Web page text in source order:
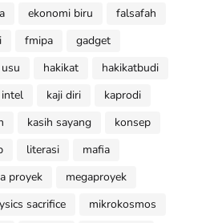
ekonomi biru
falsafah
fmipa
gadget
hakikat
hakikatbudi
intel kaji diri
kaprodi
kasih sayang
konsep
literasi
mafia
proyek
megaproyek
sacrifice
mikrokosmos